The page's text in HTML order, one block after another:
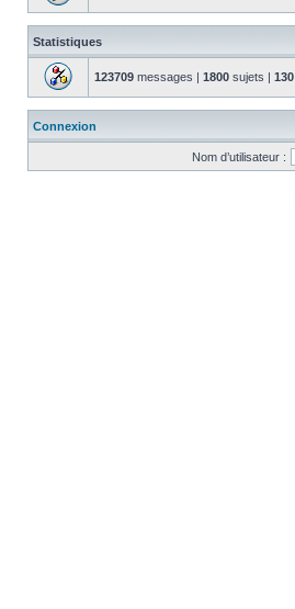
Statistiques
123709 messages | 1800 sujets | 130
Connexion
Nom d’utilisateur :